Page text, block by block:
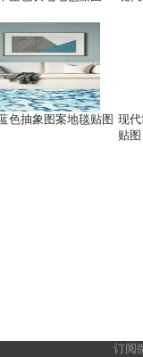
色抽象图案地毯贴图 现
贴图
订阅